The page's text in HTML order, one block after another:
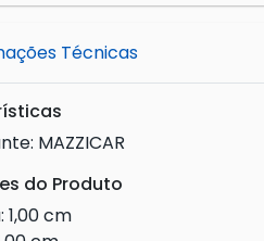
Técnicas
MAZZICAR
do Produto
1,00 cm